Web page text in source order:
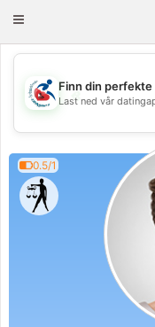
Toggle
💖
Finn din
Last ned vår
0.5/1